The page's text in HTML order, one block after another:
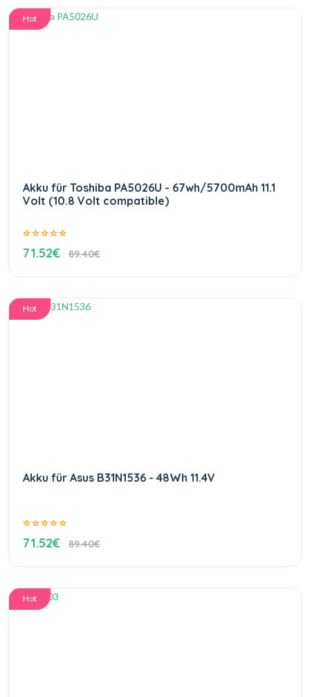
Hot
Akku für Toshiba PA5026U - 67wh/5700mAh 11.1
Volt (10.8 Volt compatible)
71.52€ 89.40€
Hot
Akku für Asus B31N1536 - 48Wh 11.4V
71.52€ 89.40€
Hot